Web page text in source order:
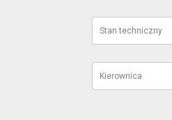
Stan techniczny
Kierownica